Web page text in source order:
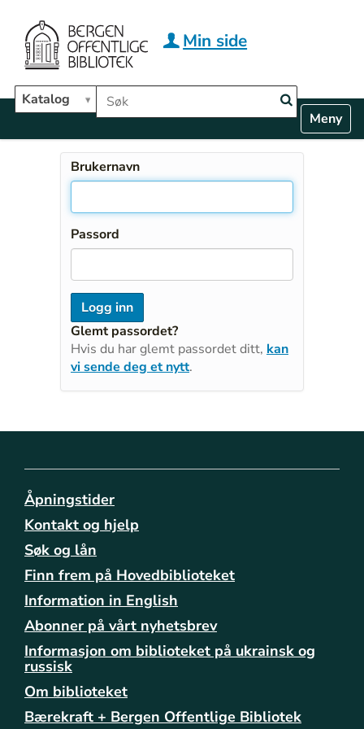
Hopp til hovedinnhold
Søk i biblioteket
Katalog
Min side
v
Toggle
Brukernavn
Passord
Glemt passordet?
Hvis du har glemt passordet ditt, kan
vi sende deg et nytt.
Åpningstider
Kontakt og hjelp
Søk og lån
Finn frem på Hovedbiblioteket
Information in English
Abonner på vårt nyhetsbrev
Informasjon om biblioteket på ukrainsk og
russisk
Om biblioteket
Bærekraft + Bergen Offentlige Bibliotek